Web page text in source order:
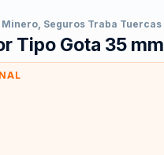
Minero Seguros Traba Tuercas
Tipo Gota 35 mm